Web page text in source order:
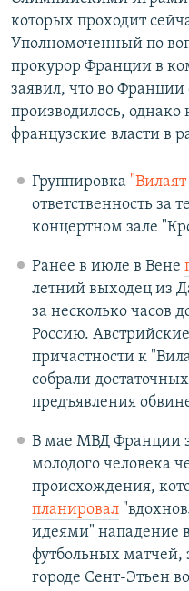
которых проходит
Уполномоченный по
прокурор Франции в
заявил, что во Франции
производилось, однако
французские власти в
Группировка
ответственность за
концертном зале
Ранее в июле в Вене
летний выходец из
за несколько часов
Россию.
причастности к
собрали
предъявления
В мае МВД Франции
молодого человека
происхождения,
планировал
идеями" нападение
футбольных матчей,
городе Сент-Этьен